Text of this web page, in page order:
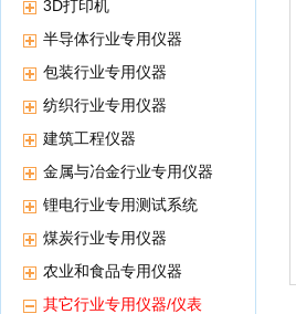
3D打印机
半导体行业专用仪器
包装行业专用仪器
纺织行业专用仪器
建筑工程仪器
金属与冶金行业专用仪器
锂电行业专用测试系统
煤炭行业专用仪器
农业和食品专用仪器
其它行业专用仪器/仪表